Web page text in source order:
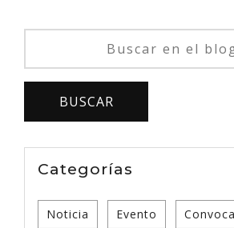
Categorías
Noticia Evento